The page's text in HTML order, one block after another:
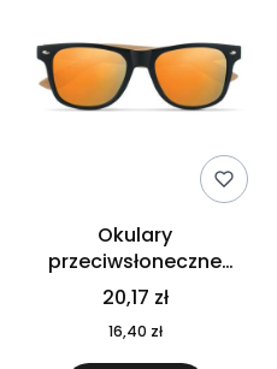
Okulary
przeciwsłoneczne
CALIFORNIA TOUCH
MO9617-10
20,17 zł
16,40 zł